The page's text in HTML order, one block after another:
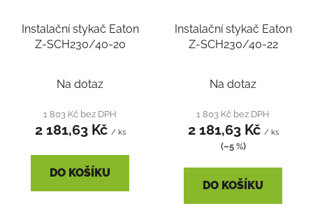
Instalační stykač Eaton
Z-SCH230/40-20
Na dotaz
1 803 Kč bez DPH
2 181,63 Kč / ks
DO KOŠÍKU
Instalační stykač Eaton
Z-SCH230/40-22
Na dotaz
1 803 Kč bez DPH
2 181,63 Kč / ks
(–5 %)
DO KOŠÍKU